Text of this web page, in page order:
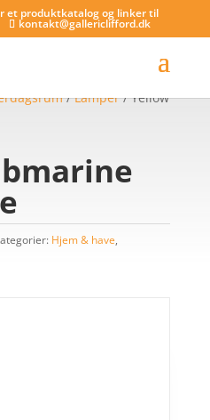
et produktkatalog og linker til
kontakt@gallericlifford.dk
/Lamper/ Yellow
Hjem & have,